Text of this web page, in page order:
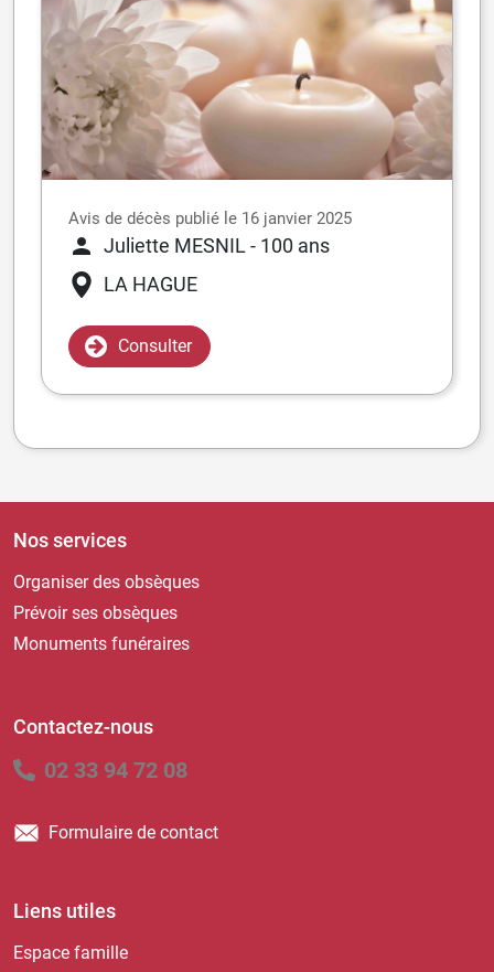
Avis de décès publié le 16 janvier 2025
Juliette MESNIL - 100 ans
LA HAGUE
Consulter
Nos services
Organiser des obsèques
Prévoir ses obsèques
Monuments funéraires
Contactez-nous
02 33 94 72 08
Formulaire de contact
Liens utiles
Espace famille